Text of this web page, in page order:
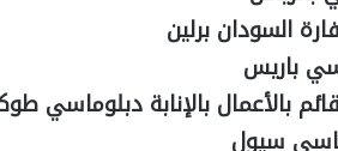
السودان برلين
باريس
بالأعمال بالإنابة دبلوماسي
سيول